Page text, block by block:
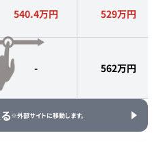
540.4万円 529万円
- 562万円
※外部サイトに移動します。